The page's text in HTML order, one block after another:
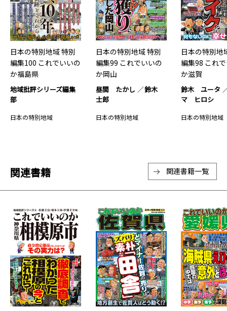
日本の特別地域 特別
編集100 これでいいの
か福島県
地域批評シリーズ編集
部
日本の特別地域
日本の特別地域 特別
編集99 これでいいの
か岡山
昼間 たかし
鈴木
士郎
日本の特別地域
日本の特別地
編集98 これ
か滋賀
鈴木 ユータ
マ ヒロシ
日本の特別地域
関連書籍 関連書籍一覧